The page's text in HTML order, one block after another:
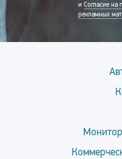
и Согласие на
рекламных